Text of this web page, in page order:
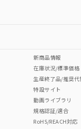
新商品情報
在庫状況/標準価格
生産終了品/推奨代
特設サイト
動画ライブラリ
規格認証/適合
RoHS/REACH対応